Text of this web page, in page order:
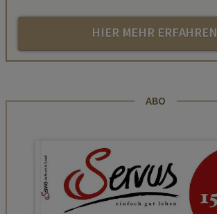
HIER MEHR ERFAHREN
ABO